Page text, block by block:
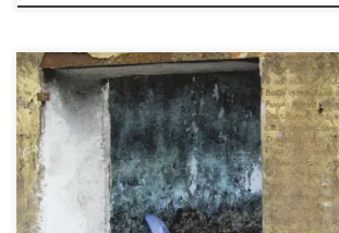
Après chaque séance de partage, nous
électronique pour sélectionner la photo du